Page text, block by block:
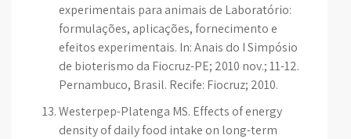
experimentais para animais de Laboratório:
formulações, aplicações, fornecimento e
efeitos experimentais. In: Anais do I Simpósio
de bioterismo da Fiocruz-PE; 2010 nov.; 11-12.
Pernambuco, Brasil. Recife: Fiocruz; 2010.
Westerpep-Platenga MS. Effects of energy
density of daily food intake on long-term